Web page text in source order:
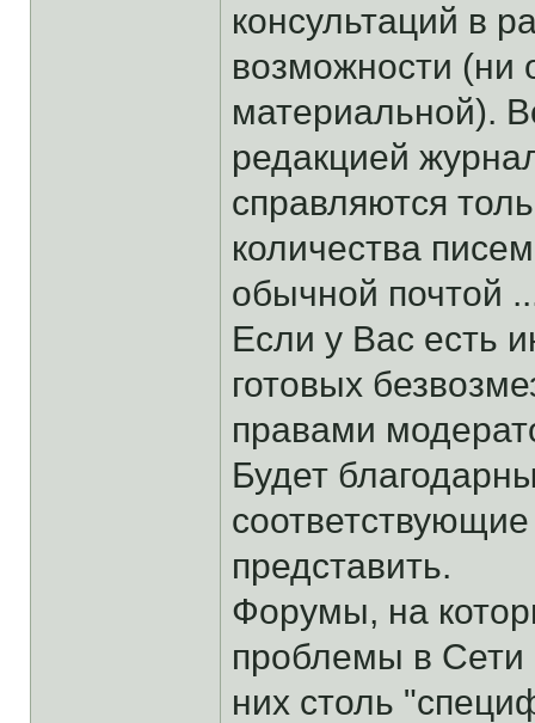
консультаций в
возможности (ни
материальной).
редакцией
справляются
количества
обычной почтой
Если у Вас есть
готовых
правами
Будет
представить.
Форумы, на
проблемы в Сети
них столь